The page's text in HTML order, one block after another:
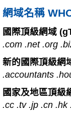
網域名稱
國際頂級網域
.com .net .org
新的國際頂級網
.accountants
國家及地區頂級
.cc .tv .jp .cn .hk